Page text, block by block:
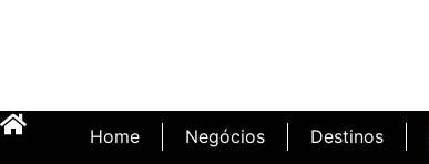
Home Negócios Destinos